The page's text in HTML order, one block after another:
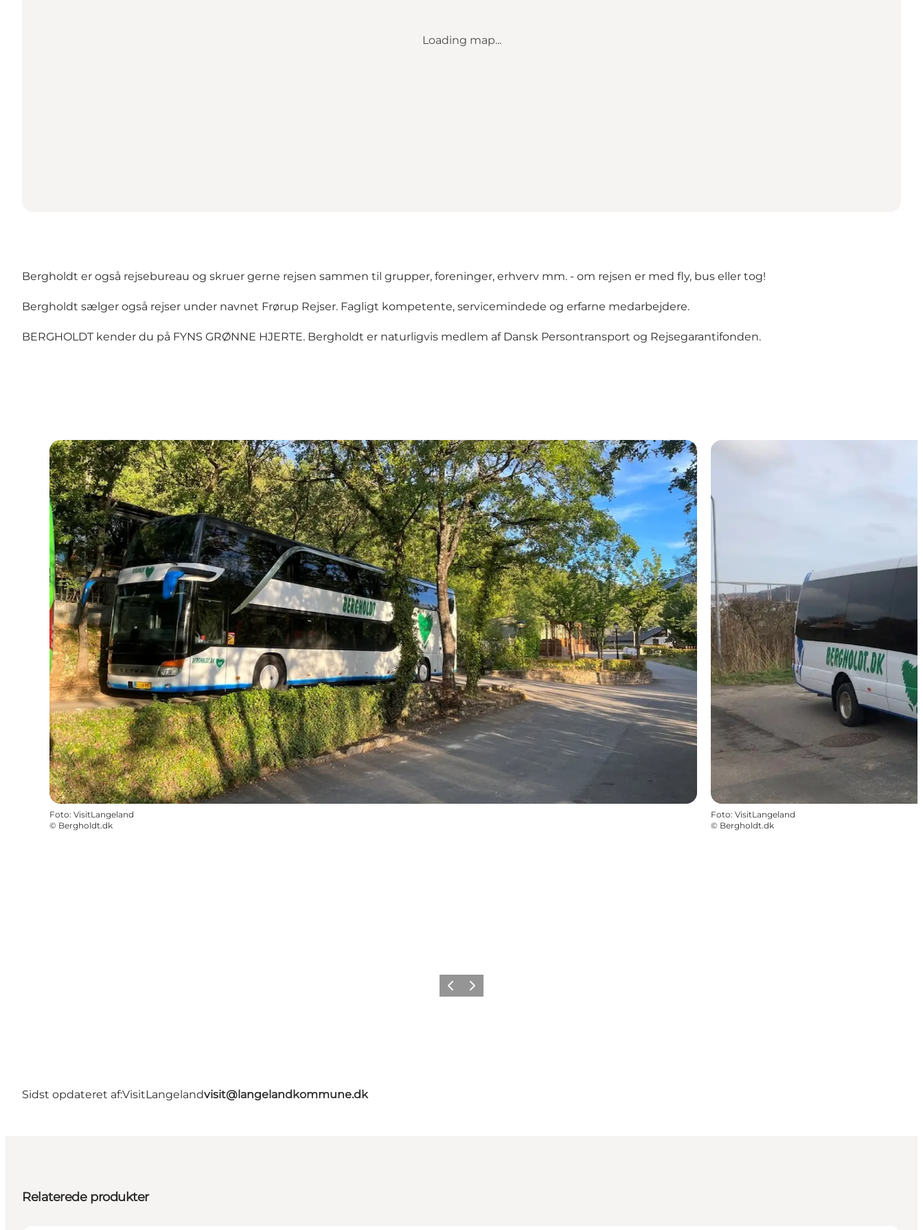
Loading map...
Bergholdt er også rejsebureau og skruer gerne rejsen sammen til grupper, foreninger, erhverv mm. - om rejsen er med fly, bus eller tog!
Bergholdt sælger også rejser under navnet Frørup Rejser. Fagligt kompetente, servicemindede og erfarne medarbejdere.
BERGHOLDT kender du på FYNS GRØNNE HJERTE. Bergholdt er naturligvis medlem af Dansk Persontransport og Rejsegarantifonden.
Foto: VisitLangeland
© Bergholdt.dk
Foto: VisitLangeland
© Bergholdt.dk
ForrigeNæste
Sidst opdateret af:VisitLangelandvisit@langelandkommune.dk
Relaterede produkter